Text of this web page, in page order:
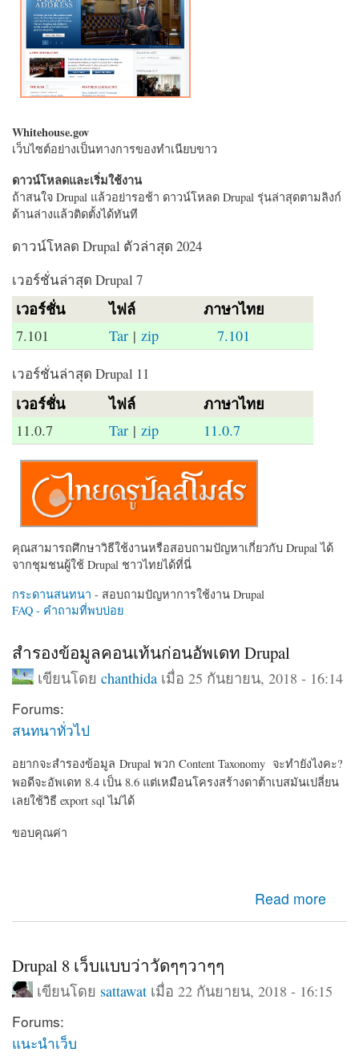
Whitehouse.gov
เว็บไซต์อย่างเป็นทางการของทำเนียบขาว
ดาวน์โหลดและเริ่มใช้งาน
ถ้าสนใจ Drupal แล้วอย่ารอช้า ดาวน์โหลด Drupal รุ่นล่าสุดตามลิงก์
ด้านล่างแล้วติดตั้งได้ทันที
ดาวน์โหลด Drupal ตัวล่าสุด 2024
เวอร์ชั่นล่าสุด Drupal 7
เวอร์ชั่น ไฟล์ ภาษาไทย
7.101 Tar |zip 7.101
เวอร์ชั่นล่าสุด Drupal 11
เวอร์ชั่น ไฟล์ ภาษาไทย
11.0.7 Tar | zip 11.0.7
คุณสามารถศึกษาวิธีใช้งานหรือสอบถามปัญหาเกี่ยวกับ Drupal ได้
จากชุมชนผู้ใช้ Drupal ชาวไทยได้ที่นี่
กระดานสนทนา - สอบถามปัญหาการใช้งาน Drupal
FAQ - คำถามที่พบบ่อย
สำรองข้อมูลคอนเท้นก่อนอัพเดท Drupal
เขียนโดย chanthidaเมื่อ 25 กันยายน, 2018 - 16:14
Forums:
สนทนาทั่วไป
อยากจะสำรองข้อมูล Drupal พวก Content Taxonomy จะทำยังไงคะ?
พอดีจะอัพเดท 8.4 เป็น 8.6 แต่เหมือนโครงสร้างดาต้าเบสมันเปลี่ยน
เลยใช้วิธี export sql ไม่ได้
ขอบคุณค่า
Read more
about สำรองข้อมูลคอนเท้นก่อนอัพเดท Drupal
Drupal 8 เว็บแบบว่าวัดๆๆวาๆๆ
เขียนโดย sattawat เมื่อ 22 กันยายน, 2018 - 16:15
Forums:
แนะนำเว็บ